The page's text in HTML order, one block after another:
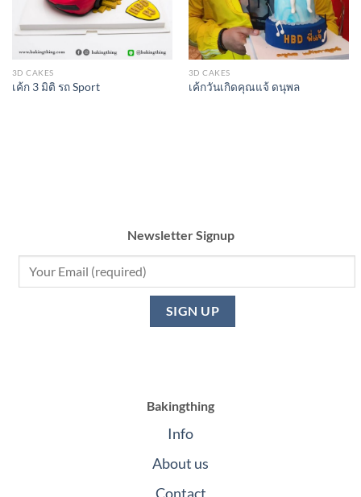
3D CAKES
เค้ก 3 มิติ รถ Sport
3D CAKES
เค้กวันเกิดคุณแจ้ ดนุพล
Newsletter Signup
Bakingthing
Info
About us
Contact